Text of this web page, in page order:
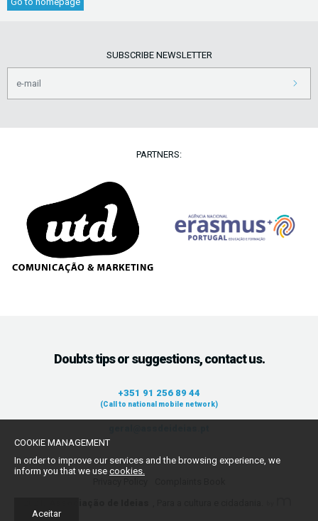
COOKIE MANAGEMENT
In order to improve our services and the browsing experience, we
inform you that we use cookies.
Aceitar
SUBSCRIBE NEWSLETTER
PARTNERS:
Doubts tips or suggestions, contact us.
+351 91 256 89 44
(Call to national mobile network)